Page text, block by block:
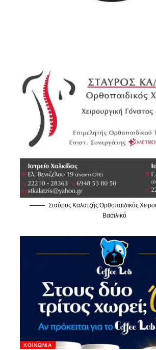
Σταύρος Καλατζής Ορθοπαιδικός
Βασιλικό
ΚΟΙΝΩΝΊΑ